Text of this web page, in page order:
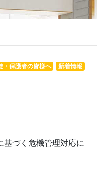
新着情報
・保護者の皆様へ
基づく危機管理対応に